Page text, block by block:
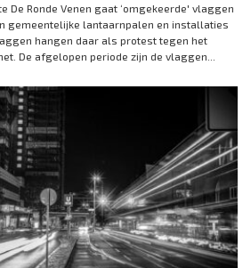
De Ronde Venen gaat ‘omgekeerde' vlaggen
gemeentelijke lantaarnpalen en installaties
hangen daar als protest tegen het
De afgelopen periode zijn de vlaggen...